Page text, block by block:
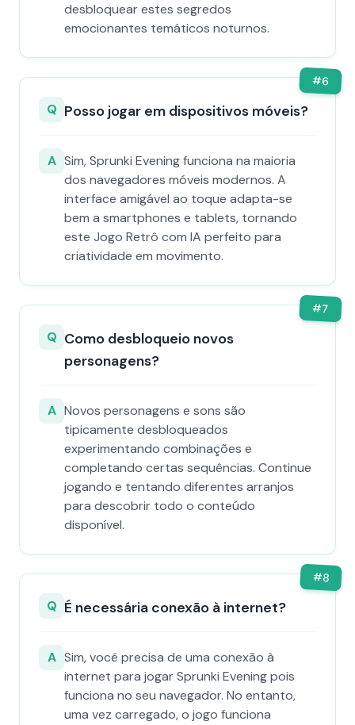
desbloquear estes segredos
emocionantes temáticos noturnos.
#6
Q Posso jogar em dispositivos móveis?
A Sim, Sprunki Evening funciona na maioria
dos navegadores móveis modernos. A
interface amigável ao toque adapta-se
bem a smartphones e tablets, tornando
este Jogo Retrô com IA perfeito para
criatividade em movimento.
#7
Q Como desbloqueio novos
personagens?
A Novos personagens e sons são
tipicamente desbloqueados
experimentando combinações e
completando certas sequências. Continue
jogando e tentando diferentes arranjos
para descobrir todo o conteúdo
disponível.
#8
Q É necessária conexão à internet?
A Sim, você precisa de uma conexão à
internet para jogar Sprunki Evening pois
funciona no seu navegador. No entanto,
uma vez carregado, o jogo funciona